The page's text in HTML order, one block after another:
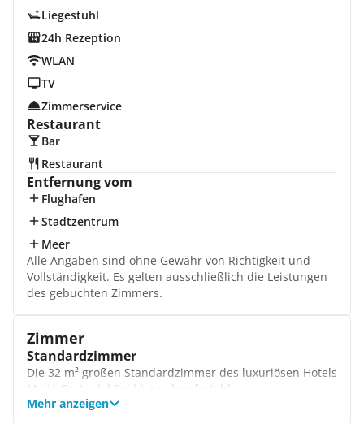
Liegestuhl
24h Rezeption
WLAN
TV
Zimmerservice
Restaurant
Bar
Restaurant
Entfernung vom
Flughafen
Stadtzentrum
Meer
Alle Angaben sind ohne Gewähr von Richtigkeit und
Vollständigkeit. Es gelten ausschließlich die Leistungen
des gebuchten Zimmers.
Zimmer
Standardzimmer
Die 32 m² großen Standardzimmer des luxuriösen Hotels
Meliá Costa del Sol bieten komfortable
Annehmlichkeiten, die den Aufenthalt besonders
Mehr anzeigen